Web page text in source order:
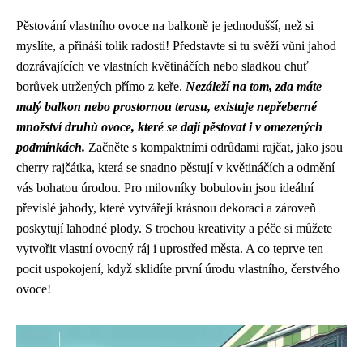
Pěstování vlastního ovoce na balkoně je jednodušší, než si
myslíte, a přináší tolik radosti! Představte si tu svěží vůni jahod
dozrávajících ve vlastních květináčích nebo sladkou chuť
borůvek utržených přímo z keře. Nezáleží na tom, zda máte
malý balkon nebo prostornou terasu, existuje nepřeberné
množství druhů ovoce, které se dají pěstovat i v omezených
podmínkách. Začněte s kompaktními odrůdami rajčat, jako jsou
cherry rajčátka, která se snadno pěstují v květináčích a odmění
vás bohatou úrodou. Pro milovníky bobulovin jsou ideální
převislé jahody, které vytvářejí krásnou dekoraci a zároveň
poskytují lahodné plody. S trochou kreativity a péče si můžete
vytvořit vlastní ovocný ráj i uprostřed města. A co teprve ten
pocit uspokojení, když sklidíte první úrodu vlastního, čerstvého
ovoce!